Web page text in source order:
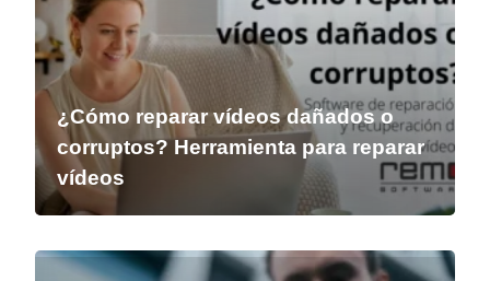
¿Cómo reparar vídeos dañados o
corruptos? Herramienta para reparar
vídeos